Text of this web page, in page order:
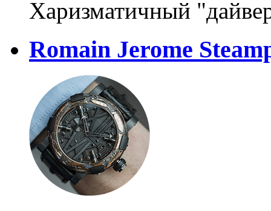
Харизматичный
Romain Jerome